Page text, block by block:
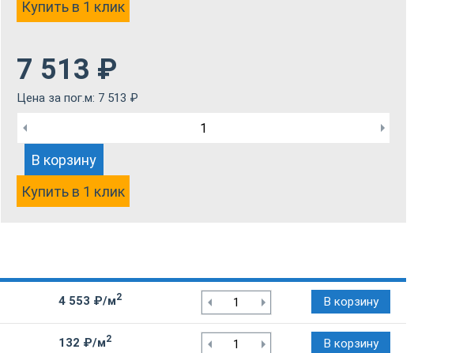
Купить в 1 клик
7 513 ₽
Цена за пог.м: 7 513 ₽
В корзину
Купить в 1 клик
4 553 ₽/м2 В корзину
132 ₽/м2 В корзину